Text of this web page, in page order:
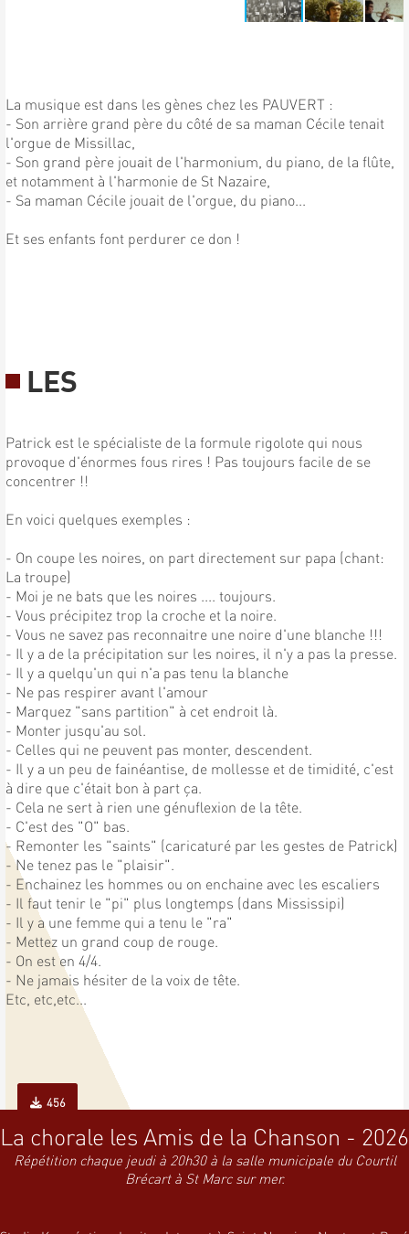
La musique est dans les gènes chez les PAUVERT :
- Son arrière grand père du côté de sa maman Cécile tenait
l'orgue de Missillac,
- Son grand père jouait de l'harmonium, du piano, de la flûte,
et notamment à l'harmonie de St Nazaire,
- Sa maman Cécile jouait de l'orgue, du piano...
Et ses enfants font perdurer ce don !
LES
Patrick est le spécialiste de la formule rigolote qui nous
provoque d'énormes fous rires ! Pas toujours facile de se
concentrer !!
En voici quelques exemples :
- On coupe les noires, on part directement sur papa (chant:
La troupe)
- Moi je ne bats que les noires .... toujours.
- Vous précipitez trop la croche et la noire.
- Vous ne savez pas reconnaitre une noire d'une blanche !!!
- Il y a de la précipitation sur les noires, il n'y a pas la presse.
- Il y a quelqu'un qui n'a pas tenu la blanche
- Ne pas respirer avant l'amour
- Marquez "sans partition" à cet endroit là.
- Monter jusqu'au sol.
- Celles qui ne peuvent pas monter, descendent.
- Il y a un peu de fainéantise, de mollesse et de timidité, c'est
à dire que c'était bon à part ça.
- Cela ne sert à rien une génuflexion de la tête.
- C'est des "O" bas.
- Remonter les "saints" (caricaturé par les gestes de Patrick)
- Ne tenez pas le "plaisir".
- Enchainez les hommes ou on enchaine avec les escaliers
- Il faut tenir le "pi" plus longtemps (dans Mississipi)
- Il y a une femme qui a tenu le "ra"
- Mettez un grand coup de rouge.
- On est en 4/4.
- Ne jamais hésiter de la voix de tête.
Etc, etc,etc...
456
La chorale les Amis de la Chanson - 2026
Répétition chaque jeudi à 20h30 à la salle municipale du Courtil
Brécart à St Marc sur mer.